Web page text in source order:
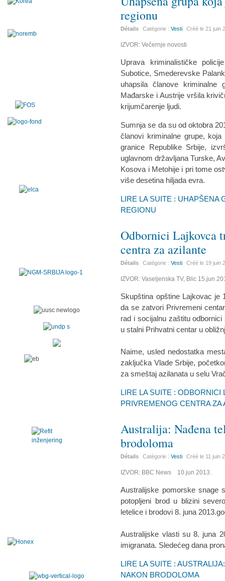
regionu
Détails Catégorie :Vesti Créé le21 juin
IZVOR: Večernje novosti
Uprava kriminalističke
Subotice, Smederevske
uhapsila članove
Mađarske i Austrije vršila
krijumčarenje ljudi.
Sumnja se da su od oktobra
članovi kriminalne grupe,
granice Republike Srbije,
uglavnom državljana Turske,
Kosova i Metohije i pri tome
više desetina hiljada evra.
LIRE LA SUITE : UHAPŠENA
REGIONU
Odbornici Lajkovca
centra za azilante
Détails Catégorie :Vesti Créé le 19 juin
IZVOR: Vaseljenska TV, Blic 15.jun
Skupština opštine Lajkovac je
da se zatvori Privremeni
rad i socijalnu zaštitu
u stalni Prihvatni centar u
Naime, usled nedostatka
zaključka Vlade Srbije,
za smeštaj azilanata u selu
LIRE LA SUITE : ODBORNICI
PRIVREMENOG CENTRA ZA
Australija: Nađena
brodoloma
Détails Catégorie :Vesti Créé le 11 juin
IZVOR: BBC News 10.jun 2013.
Australijske pomorske snage
potopljeni brod u blizini
letelice i brodovi 8. juna
Australijske vlasti su 8. juna
imigranata. Sledećeg dana
LIRE LA SUITE :
NAKON BRODOLOMA